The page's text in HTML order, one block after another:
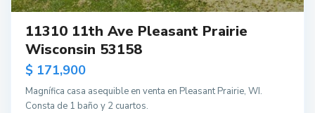
11310 11th Ave Pleasant Prairie
Wisconsin 53158
$ 171,900
Magnífica casa asequible en venta en Pleasant Prairie, WI.
Consta de 1 baño y 2 cuartos.